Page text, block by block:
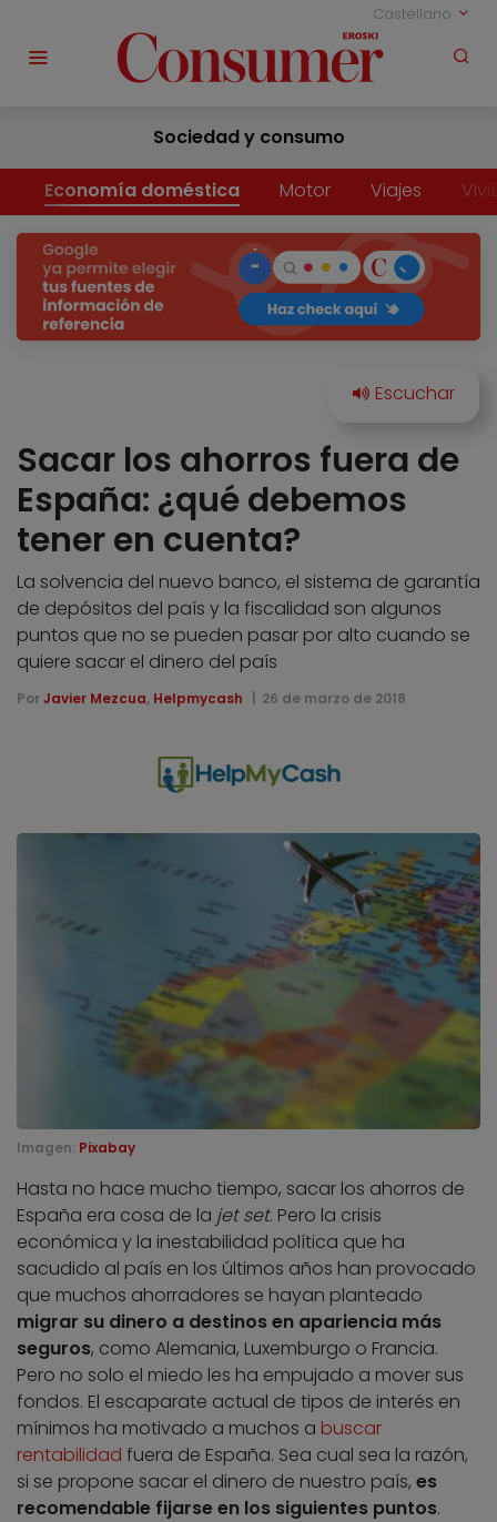
Castellano
Sociedad y consumo
Economía doméstica Motor Viajes
Sacar los ahorros fuera de
España: ¿qué debemos
tener en cuenta?
La solvencia del nuevo banco, el sistema de garantía
de depósitos del país y la fiscalidad son algunos
puntos que no se pueden pasar por alto cuando se
quiere sacar el dinero del país
Por Javier Mezcua, Helpmycash 26 de marzo de 2018
Imagen: Pixabay
Hasta no hace mucho tiempo, sacar los ahorros de
España era cosa de la jet set. Pero la crisis
económica y la inestabilidad política que ha
sacudido al país en los últimos años han provocado
que muchos ahorradores se hayan planteado
migrar su dinero a destinos en apariencia más
seguros, como Alemania, Luxemburgo o Francia.
Pero no solo el miedo les ha empujado a mover sus
fondos. El escaparate actual de tipos de interés en
mínimos ha motivado a muchos a buscar
rentabilidad fuera de España. Sea cual sea la razón,
si se propone sacar el dinero de nuestro país, es
recomendable fijarse en los siguientes puntos.